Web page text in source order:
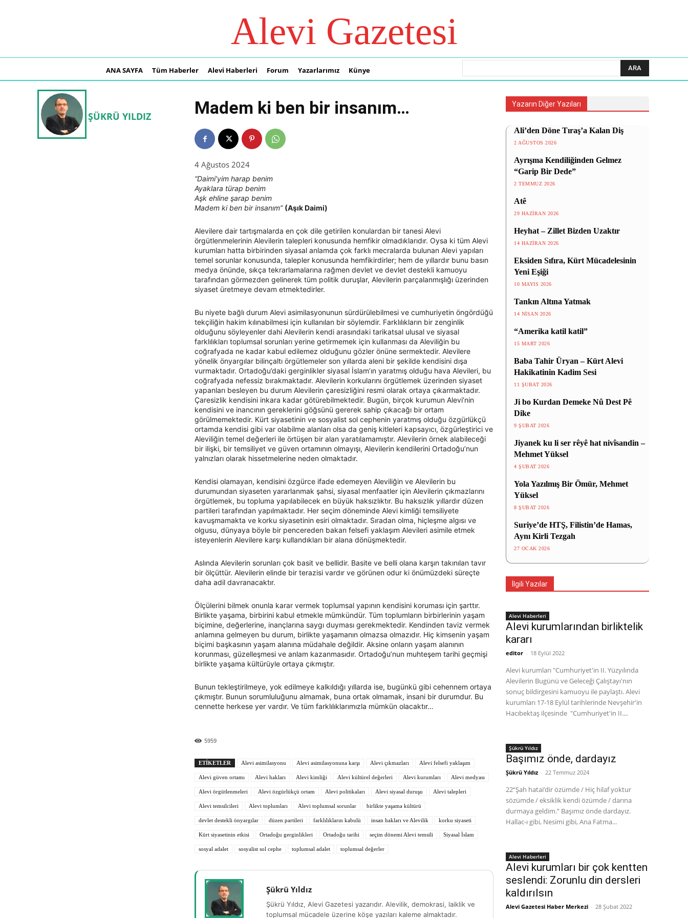
Alevi Gazetesi
ANA SAYFA Tüm Haberler Alevi Haberleri Forum Yazarlarımız Künye ARA
ŞÜKRÜ YILDIZ Madem ki ben bir insanım…
4 Ağustos 2024
“Daimi’yim harap benim
Ayaklara türap benim
Aşk ehline şarap benim
Madem ki ben bir insanım” (Aşık Daimi)
Alevilere dair tartışmalarda en çok dile getirilen konulardan bir tanesi Alevi
örgütlenmelerinin Alevilerin talepleri konusunda hemfikir olmadıklarıdır. Oysa ki tüm Alevi
kurumları hatta birbirinden siyasal anlamda çok farklı mecralarda bulunan Alevi yapıları
temel sorunlar konusunda, talepler konusunda hemfikirdirler; hem de yıllardır bunu basın
medya önünde, sıkça tekrarlamalarına rağmen devlet ve devlet destekli kamuoyu
tarafından görmezden gelinerek tüm politik duruşlar, Alevilerin parçalanmışlığı üzerinden
siyaset üretmeye devam etmektedirler.
Bu niyete bağlı durum Alevi asimilasyonunun sürdürülebilmesi ve cumhuriyetin öngördüğü
tekçiliğin hakim kılınabilmesi için kullanılan bir söylemdir. Farklılıkların bir zenginlik
olduğunu söyleyenler dahi Alevilerin kendi arasındaki tarikatsal ulusal ve siyasal
farklılıkları toplumsal sorunları yerine getirmemek için kullanması da Aleviliğin bu
coğrafyada ne kadar kabul edilemez olduğunu gözler önüne sermektedir. Alevilere
yönelik önyargılar bilinçaltı örgütlemeler son yıllarda aleni bir şekilde kendisini dışa
vurmaktadır. Ortadoğu’daki gerginlikler siyasal İslam’ın yaratmış olduğu hava Alevileri, bu
coğrafyada nefessiz bırakmaktadır. Alevilerin korkularını örgütlemek üzerinden siyaset
yapanları besleyen bu durum Alevilerin çaresizliğini resmi olarak ortaya çıkarmaktadır.
Çaresizlik kendisini inkara kadar götürebilmektedir. Bugün, birçok kurumun Alevi’nin
kendisini ve inancının gereklerini göğsünü gererek sahip çıkacağı bir ortam
görülmemektedir. Kürt siyasetinin ve sosyalist sol cephenin yaratmış olduğu özgürlükçü
ortamda kendisi gibi var olabilme alanları olsa da geniş kitleleri kapsayıcı, özgürleştirici ve
Aleviliğin temel değerleri ile örtüşen bir alan yaratılamamıştır. Alevilerin örnek alabileceği
bir ilişki, bir temsiliyet ve güven ortamının olmayışı, Alevilerin kendilerini Ortadoğu’nun
yalnızları olarak hissetmelerine neden olmaktadır.
Kendisi olamayan, kendisini özgürce ifade edemeyen Aleviliğin ve Alevilerin bu
durumundan siyaseten yararlanmak şahsi, siyasal menfaatler için Alevilerin çıkmazlarını
örgütlemek, bu topluma yapılabilecek en büyük haksızlıktır. Bu haksızlık yıllardır düzen
partileri tarafından yapılmaktadır. Her seçim döneminde Alevi kimliği temsiliyete
kavuşmamakta ve korku siyasetinin esiri olmaktadır. Sıradan olma, hiçleşme algısı ve
olgusu, dünyaya böyle bir pencereden bakan felsefi yaklaşım Alevileri asimile etmek
isteyenlerin Alevilere karşı kullandıkları bir alana dönüşmektedir.
Aslında Alevilerin sorunları çok basit ve bellidir. Basite ve belli olana karşın takınılan tavır
bir ölçüttür. Alevilerin elinde bir terazisi vardır ve görünen odur ki önümüzdeki süreçte
daha adil davranacaktır.
Ölçülerini bilmek onunla karar vermek toplumsal yapının kendisini koruması için şarttır.
Birlikte yaşama, birbirini kabul etmekle mümkündür. Tüm toplumların birbirlerinin yaşam
biçimine, değerlerine, inançlarına saygı duyması gerekmektedir. Kendinden taviz vermek
anlamına gelmeyen bu durum, birlikte yaşamanın olmazsa olmazıdır. Hiç kimsenin yaşam
biçimi başkasının yaşam alanına müdahale değildir. Aksine onların yaşam alanının
korunması, güzelleşmesi ve anlam kazanmasıdır. Ortadoğu’nun muhteşem tarihi geçmişi
birlikte yaşama kültürüyle ortaya çıkmıştır.
Bunun tekleştirilmeye, yok edilmeye kalkıldığı yıllarda ise, bugünkü gibi cehennem ortaya
çıkmıştır. Bunun sorumluluğunu almamak, buna ortak olmamak, insani bir durumdur. Bu
cennette herkese yer vardır. Ve tüm farklılıklarımızla mümkün olacaktır…
5959
ETIKETLER Alevi asimilasyonu Alevi asimilasyonuna karşı Alevi çıkmazları Alevi felsefi yaklaşım
Alevi güven ortamı Alevi hakları Alevi kimliği Alevi kültürel değerleri Alevi kurumları Alevi medyası
Alevi örgütlenmeleri Alevi özgürlükçü ortam Alevi politikaları Alevi siyasal duruşu Alevi talepleri
Alevi temsilcileri Alevi toplumları Alevi toplumsal sorunlar birlikte yaşama kültürü
devlet destekli önyargılar düzen partileri farklılıkların kabulü insan hakları ve Alevilik korku siyaseti
Kürt siyasetinin etkisi Ortadoğu gerginlikleri Ortadoğu tarihi seçim dönemi Alevi temsili Siyasal İslam
sosyal adalet sosyalist sol cephe toplumsal adalet toplumsal değerler
Şükrü Yıldız
Şükrü Yıldız, Alevi Gazetesi yazarıdır. Alevilik, demokrasi, laiklik ve
toplumsal mücadele üzerine köşe yazıları kaleme almaktadır.
Yazarın Diğer Yazıları
Ali’den Döne Tıraş’a Kalan Diş
2 AĞUSTOS 2026
Ayrışma Kendiliğinden Gelmez
“Garip Bir Dede”
2 TEMMUZ 2026
Atê
29 HAZIRAN 2026
Heyhat – Zillet Bizden Uzaktır
14 HAZIRAN 2026
Eksiden Sıfıra, Kürt Mücadelesinin
Yeni Eşiği
10 MAYIS 2026
Tankın Altına Yatmak
14 NISAN 2026
“Amerika katil katil”
15 MART 2026
Baba Tahir Üryan – Kürt Alevi
Hakikatinin Kadim Sesi
11 ŞUBAT 2026
Ji bo Kurdan Demeke Nû Dest Pê
Dike
9 ŞUBAT 2026
Jiyanek ku li ser rêyê hat nivîsandin –
Mehmet Yüksel
4 ŞUBAT 2026
Yola Yazılmış Bir Ömür, Mehmet
Yüksel
8 ŞUBAT 2026
Suriye’de HTŞ, Filistin’de Hamas,
Aynı Kirli Tezgah
27 OCAK 2026
İlgili Yazılar
Alevi Haberleri
Alevi kurumlarından birliktelik
kararı
editor - 18 Eylül 2022
Alevi kurumları "Cumhuriyet'in II. Yüzyılında
Alevilerin Bugünü ve Geleceği Çalıştayı'nın
sonuç bildirgesini kamuoyu ile paylaştı. Alevi
kurumları 17-18 Eylül tarihlerinde Nevşehir'in
Hacıbektaş ilçesinde "Cumhuriyet'in II....
Şükrü Yıldız
Başımız önde, dardayız
Şükrü Yıldız - 22 Temmuz 2024
22“Şah hatai’dir özümde / Hiç hilaf yoktur
sözümde / eksiklik kendi özümde / darına
durmaya geldim.” Başımız önde dardayız.
Hallac-ı gibi, Nesimi gibi, Ana Fatma...
Alevi Haberleri
Alevi kurumları bir çok kentten
seslendi: Zorunlu din dersleri
kaldırılsın
Alevi Gazetesi Haber Merkezi - 28 Şubat 2022